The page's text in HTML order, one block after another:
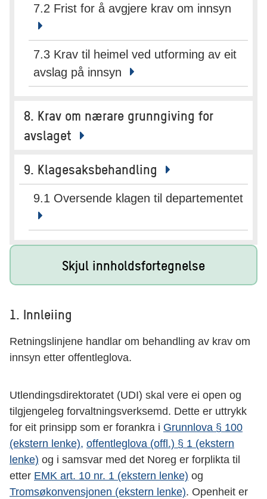
7.2 Frist for å avgjere krav om innsyn
7.3 Krav til heimel ved utforming av eit
avslag på innsyn
8. Krav om nærare grunngiving for
avslaget
9. Klagesaksbehandling
9.1 Oversende klagen til departementet
Skjul innholdsfortegnelse
1. Innleiing
Retningslinjene handlar om behandling av krav om
innsyn etter offentleglova.
Utlendingsdirektoratet (UDI) skal vere ei open og
tilgjengeleg forvaltningsverksemd. Dette er uttrykk
for eit prinsipp som er forankra i Grunnlova § 100
(ekstern lenke), offentleglova (offl.) § 1 (ekstern
lenke) og i samsvar med det Noreg er forplikta til
etter EMK art. 10 nr. 1 (ekstern lenke) og
Tromsøkonvensjonen (ekstern lenke). Openheit er